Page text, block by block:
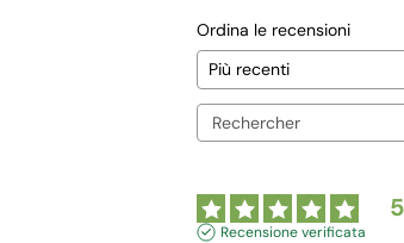
Ordina le recensioni
5
Recensione verificata